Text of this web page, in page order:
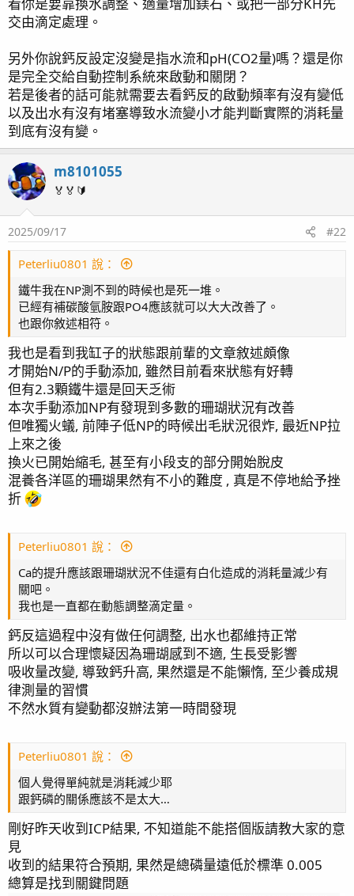
位大神們指點解惑
交由滴定處理。
另外你說鈣反設定沒變是指水流和pH(CO2量)嗎？還是你
是完全交給自動控制系統來啟動和關閉？
若是後者的話可能就需要去看鈣反的啟動頻率有沒有變低
以及出水有沒有堵塞導致水流變小才能判斷實際的消耗量
到底有沒有變。
m8101055
🏅🏅🔰
2025/09/17 #22
Peterliu0801 說：
鐵牛我在NP測不到的時候也是死一堆。
已經有補碳酸氫胺跟PO4應該就可以大大改善了。
也跟你敘述相符。
我也是看到我缸子的狀態跟前輩的文章敘述頗像
才開始N/P的手動添加, 雖然目前看來狀態有好轉
但有2.3顆鐵牛還是回天乏術
本次手動添加NP有發現到多數的珊瑚狀況有改善
但唯獨火蟻, 前陣子低NP的時候出毛狀況很炸, 最近NP拉
上來之後
換火已開始縮毛, 甚至有小段支的部分開始脫皮
混養各洋區的珊瑚果然有不小的難度 , 真是不停地給予挫
折
Peterliu0801 說：
Ca的提升應該跟珊瑚狀況不佳還有白化造成的消耗量減少有
關吧。
我也是一直都在動態調整滴定量。
鈣反這過程中沒有做任何調整, 出水也都維持正常
所以可以合理懷疑因為珊瑚感到不適, 生長受影響
吸收量改變, 導致鈣升高, 果然還是不能懶惰, 至少養成規
律測量的習慣
不然水質有變動都沒辦法第一時間發現
Peterliu0801 說：
個人覺得單純就是消耗減少耶
跟鈣磷的關係應該不是太大…
剛好昨天收到ICP結果, 不知道能不能搭個版請教大家的意
見
收到的結果符合預期, 果然是總磷量遠低於標準 0.005
總算是找到關鍵問題